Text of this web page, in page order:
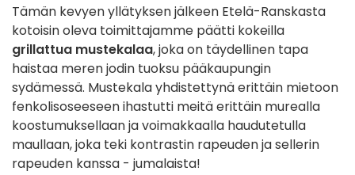
Tämän kevyen yllätyksen jälkeen Etelä-Ranskasta
kotoisin oleva toimittajamme päätti kokeilla
grillattua mustekalaa, joka on täydellinen tapa
haistaa meren jodin tuoksu pääkaupungin
sydämessä. Mustekala yhdistettynä erittäin mietoon
fenkolisoseeseen ihastutti meitä erittäin murealla
koostumuksellaan ja voimakkaalla haudutetulla
maullaan, joka teki kontrastin rapeuden ja sellerin
rapeuden kanssa - jumalaista!